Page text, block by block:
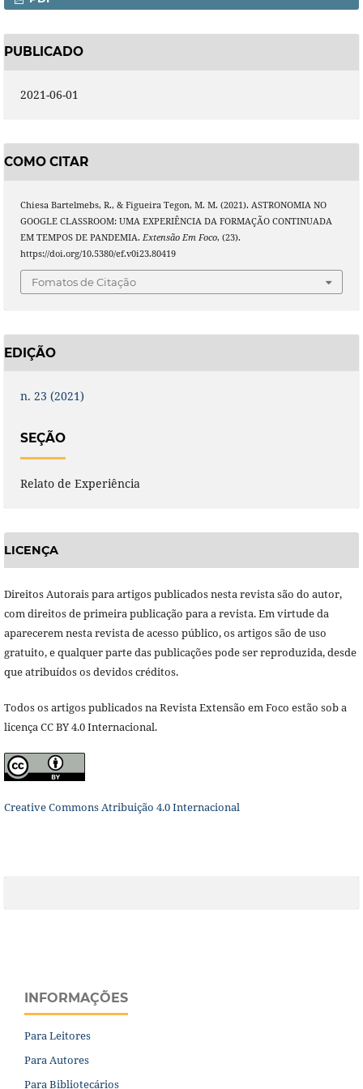
PUBLICADO
2021-06-01
COMO CITAR
Chiesa Bartelmebs, R., & Figueira Tegon, M. M. (2021). ASTRONOMIA NO
GOOGLE CLASSROOM: UMA EXPERIÊNCIA DA FORMAÇÃO CONTINUADA
EM TEMPOS DE PANDEMIA. Extensão Em Foco, (23).
https://doi.org/10.5380/ef.v0i23.80419
Fomatos de Citação
EDIÇÃO
n. 23 (2021)
SEÇÃO
Relato de Experiência
LICENÇA
Direitos Autorais para artigos publicados nesta revista são do autor,
com direitos de primeira publicação para a revista. Em virtude da
aparecerem nesta revista de acesso público, os artigos são de uso
gratuito, e qualquer parte das publicações pode ser reproduzida, desde
que atribuídos os devidos créditos.
Todos os artigos publicados na Revista Extensão em Foco estão sob a
licença CC BY 4.0 Internacional.
Creative Commons Atribuição 4.0 Internacional
INFORMAÇÕES
Para Leitores
Para Autores
Para Bibliotecários